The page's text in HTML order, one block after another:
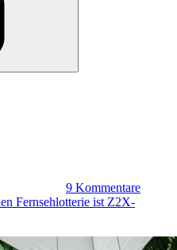
9 Kommentare
Fernsehlotterie ist Z2X-